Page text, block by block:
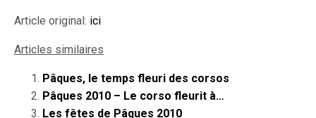
Article original: ici
Articles similaires
Pâques, le temps fleuri des corsos
Pâques 2010 – Le corso fleurit à…
Les fêtes de Pâques 2010